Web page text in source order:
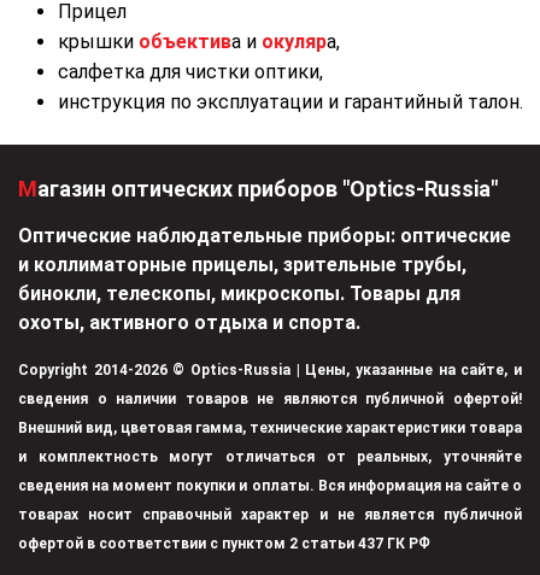
Прицел
крышки объектива и окуляра,
салфетка для чистки оптики,
инструкция по эксплуатации и гарантийный талон.
Магазин оптических приборов "Optics-Russia"
Оптические наблюдательные приборы: оптические
и коллиматорные прицелы, зрительные трубы,
бинокли, телескопы, микроскопы. Товары для
охоты, активного отдыха и спорта.
Copyright 2014-2026 © Optics-Russia | Цены, указанные на сайте, и
сведения о наличии товаров не являются публичной офертой!
Внешний вид, цветовая гамма, технические характеристики товара
и комплектность могут отличаться от реальных, уточняйте
сведения на момент покупки и оплаты. Вся информация на сайте о
товарах носит справочный характер и не является публичной
офертой в соответствии с пунктом 2 статьи 437 ГК РФ